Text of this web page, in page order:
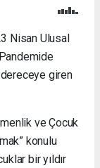
Nisan Ulusal
dereceye giren
ve Çocuk
konulu
bir yıldır